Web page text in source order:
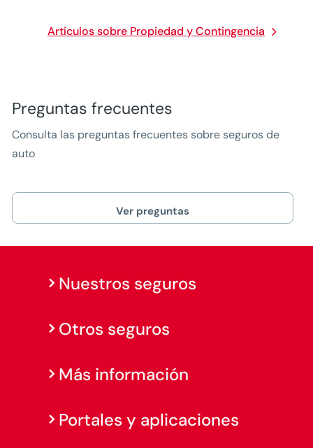
Artículos sobre Propiedad y Contingencia
Preguntas frecuentes
Consulta las preguntas frecuentes sobre seguros de
auto
Ver preguntas
Nuestros seguros
Otros seguros
Más información
Portales y aplicaciones